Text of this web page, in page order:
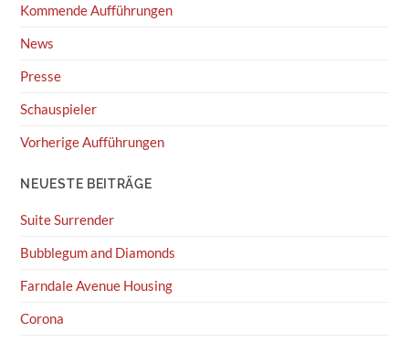
Kommende Aufführungen
News
Presse
Schauspieler
Vorherige Aufführungen
NEUESTE BEITRÄGE
Suite Surrender
Bubblegum and Diamonds
Farndale Avenue Housing
Corona